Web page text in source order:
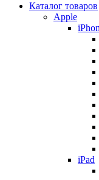
Каталог товаров
Apple
iPad